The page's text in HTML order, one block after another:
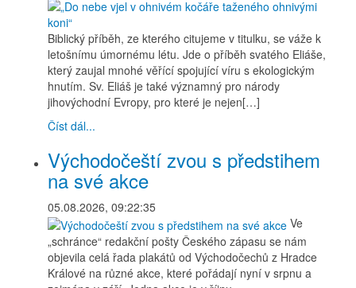
Biblický příběh, ze kterého citujeme v titulku, se váže k
letošnímu úmornému létu. Jde o příběh svatého Eliáše,
který zaujal mnohé věřící spojující víru s ekologickým
hnutím. Sv. Eliáš je také významný pro národy
jihovýchodní Evropy, pro které je nejen[…]
Číst dál...
Východočeští zvou s předstihem
na své akce
05.08.2026, 09:22:35
Ve
„schránce“ redakční pošty Českého zápasu se nám
objevila celá řada plakátů od Východočechů z Hradce
Králové na různé akce, které pořádají nyní v srpnu a